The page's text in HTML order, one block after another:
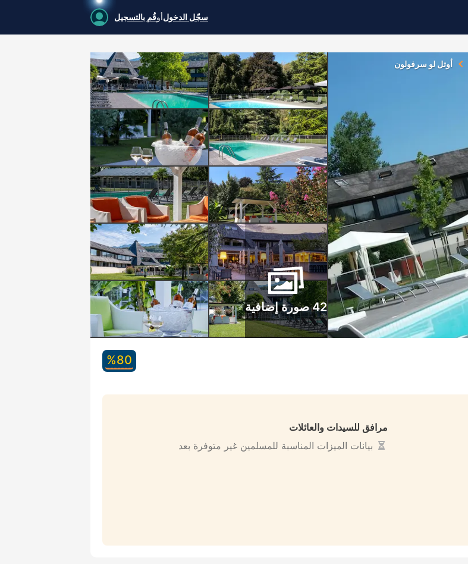
سجّل الدخولأوقُم بالتسجيل
أوتل لو سرفولون
42 صورة إضافية
80‏%
مرافق للسيدات والعائلات
بيانات الميزات المناسبة للمسلمين غير متوفرة بعد